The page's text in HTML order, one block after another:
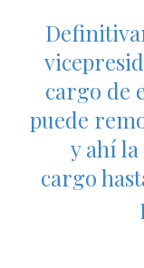
cargo de
puede
y ahí
cargo